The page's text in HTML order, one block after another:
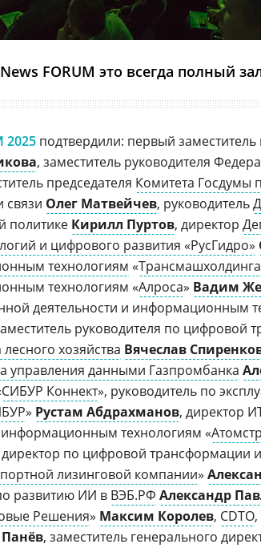
FORUM это всегда полный
2025 подтвердили: первый
, заместитель руководителя
председателя Комитета
связи Олег Матвейчев, руководитель
политике Кирилл Пуртов, директор
и цифрового развития «РусГидро»
технологиям «Трансмашхолдинга
технологиям «Алроса» Вадим
деятельности и информационным
руководителя по цифровой
хозяйства Вячеслав
управления данными Газпромбанка
СИБУР Коннект», руководитель по
» Рустам Абдрахманов, директор
информационным технологиям «
по цифровой трансформации
лизинговой компании»
развитию ИИ в ВЭБ.РФ Александр
Решения» Максим Королев, CDTO
, заместитель генерального